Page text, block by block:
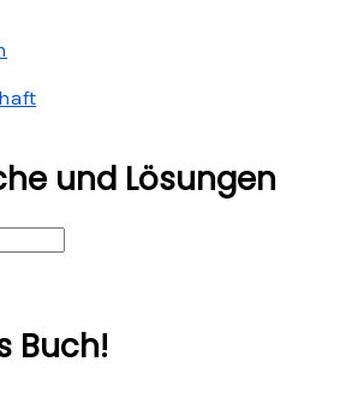
und Lösungen
Buch!